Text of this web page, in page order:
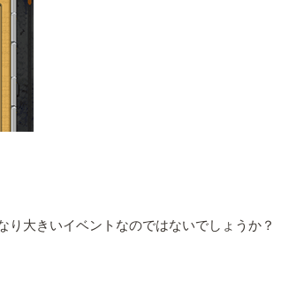
大きいイベントなのではないでしょうか？